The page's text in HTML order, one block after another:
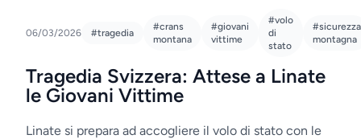
06/03/2026 #tragedia
#crans
montana
#giovani
vittime
#volo
di
stato
#sicurezza
montagna
Tragedia Svizzera: Attese a Linate
le Giovani Vittime
Linate si prepara ad accogliere il volo di stato con le